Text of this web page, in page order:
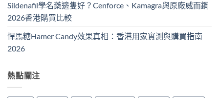
Sildenafil學名藥邊隻好？Cenforce、Kamagra與原廠威而鋼
2026香港購買比較
悍馬糖Hamer Candy效果真相：香港用家實測與購買指南
2026
熱點關注